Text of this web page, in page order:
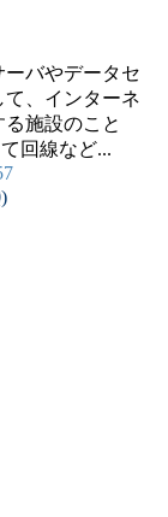
バやデータセ
、インターネ
施設のこと
回線など...